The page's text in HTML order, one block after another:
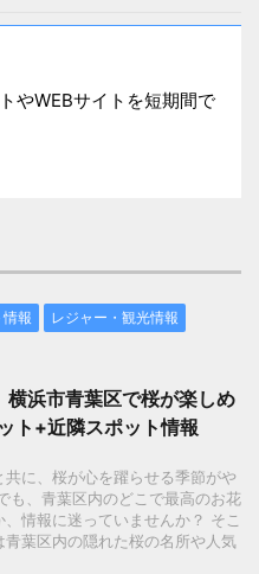
やWEBサイトを短期間で
報 レジャー・観光情報
横浜市青葉区で桜が楽しめ
ト+近隣スポット情報
共に、桜が心を躍らせる季節がや
も、青葉区内のどこで最高のお花
、情報に迷っていませんか？ そこ
青葉区内の隠れた桜の名所や人気